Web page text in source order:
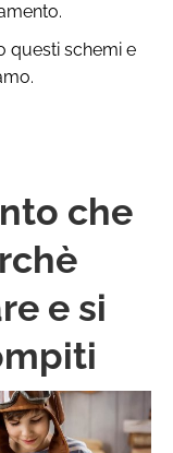
questi schemi e
che
e si